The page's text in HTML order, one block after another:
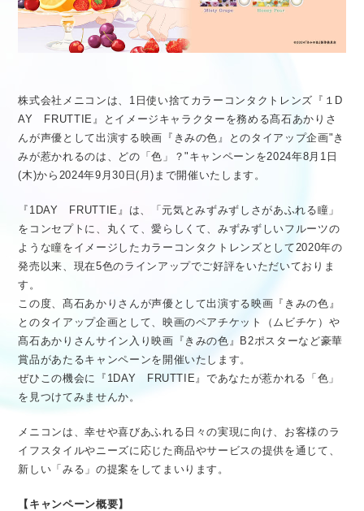
株式会社メニコンは、1日使い捨てカラーコンタクトレンズ『１D
AY FRUTTIE』とイメージキャラクターを務める髙石あかりさ
んが声優として出演する映画『きみの色』とのタイアップ企画"き
みが惹かれるのは、どの「色」？"キャンペーンを2024年8月1日
(木)から2024年9月30日(月)まで開催いたします。
『1DAY FRUTTIE』は、「元気とみずみずしさがあふれる瞳」
をコンセプトに、丸くて、愛らしくて、みずみずしいフルーツの
ような瞳をイメージしたカラーコンタクトレンズとして2020年の
発売以来、現在5色のラインアップでご好評をいただいておりま
す。
この度、髙石あかりさんが声優として出演する映画『きみの色』
とのタイアップ企画として、映画のペアチケット（ムビチケ）や
髙石あかりさんサイン入り映画『きみの色』B2ポスターなど豪華
賞品があたるキャンペーンを開催いたします。
ぜひこの機会に『1DAY FRUTTIE』であなたが惹かれる「色」
を見つけてみませんか。
メニコンは、幸せや喜びあふれる日々の実現に向け、お客様のラ
イフスタイルやニーズに応じた商品やサービスの提供を通じて、
新しい「みる」の提案をしてまいります。
【キャンペーン概要】